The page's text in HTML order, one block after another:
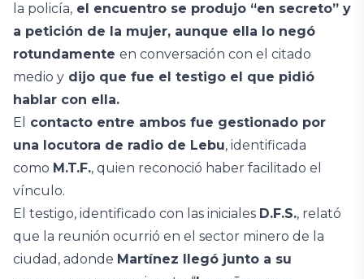
la policía, el encuentro se produjo “en secreto” y
a petición de la mujer, aunque ella lo negó
rotundamente en conversación con el citado
medio y dijo que fue el testigo el que pidió
hablar con ella.
El
contacto entre ambos fue gestionado por
una locutora de radio de Lebu, identificada
como M.T.F., quien reconoció haber facilitado el
vínculo.
El testigo, identificado con las iniciales D.F.S., relató
que la reunión ocurrió en el sector minero de la
ciudad, adonde Martínez llegó junto a su